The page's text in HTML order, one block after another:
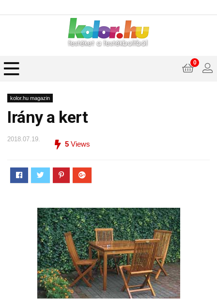
0
kolor.hu magazin
Irány a kert
2018.07.19.
5 Views